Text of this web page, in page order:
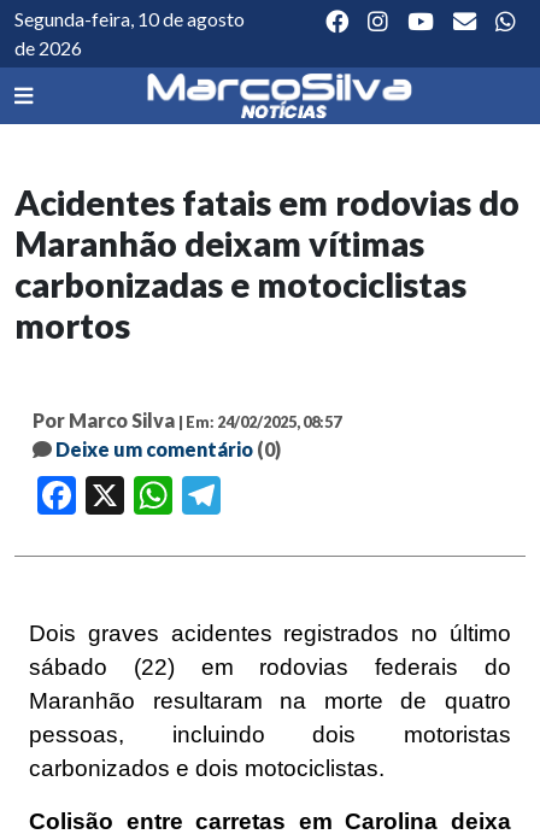
Segunda-feira, 10 de agosto
de 2026
Acidentes fatais em rodovias do
Maranhão deixam vítimas
carbonizadas e motociclistas
mortos
Por Marco Silva | Em: 24/02/2025, 08:57
Deixe um comentário (0)
Facebook WhatsApp
Dois graves acidentes registrados no último
sábado (22) em rodovias federais do
Maranhão resultaram na morte de quatro
pessoas, incluindo dois motoristas
carbonizados e dois motociclistas.
Colisão entre carretas em Carolina deixa